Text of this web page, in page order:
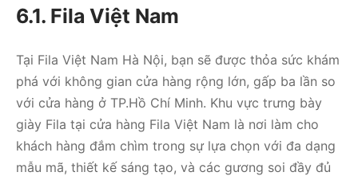
6.1. Fila Việt Nam
Tại Fila Việt Nam Hà Nội, bạn sẽ được thỏa sức khám
phá với không gian cửa hàng rộng lớn, gấp ba lần so
với cửa hàng ở TP.Hồ Chí Minh. Khu vực trưng bày
giày Fila tại cửa hàng Fila Việt Nam là nơi làm cho
khách hàng đắm chìm trong sự lựa chọn với đa dạng
mẫu mã, thiết kế sáng tạo, và các gương soi đầy đủ